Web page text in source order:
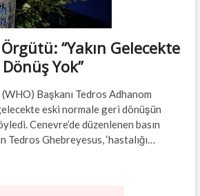
“Yakın Gelecekte
Yok”
Başkanı Tedros Adhanom
eski normale geri dönüşün
Cenevre’de düzenlenen basın
Tedros Ghebreyesus, ‘hastalığı…